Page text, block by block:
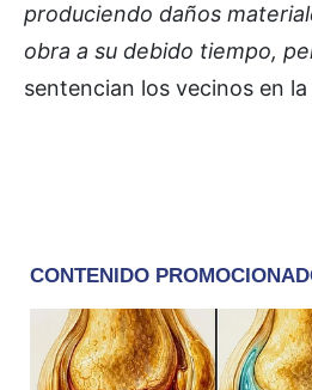
produciendo daños
obra a su debido tiempo,
sentencian los vecinos en la